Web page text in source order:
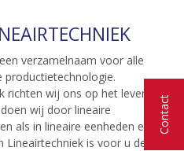
Contact
verzamelnaam voor alle
productietechnologie.
wij ons op het leveren
wij door lineaire
als in lineaire eenheden en
Lineairtechniek is voor u de